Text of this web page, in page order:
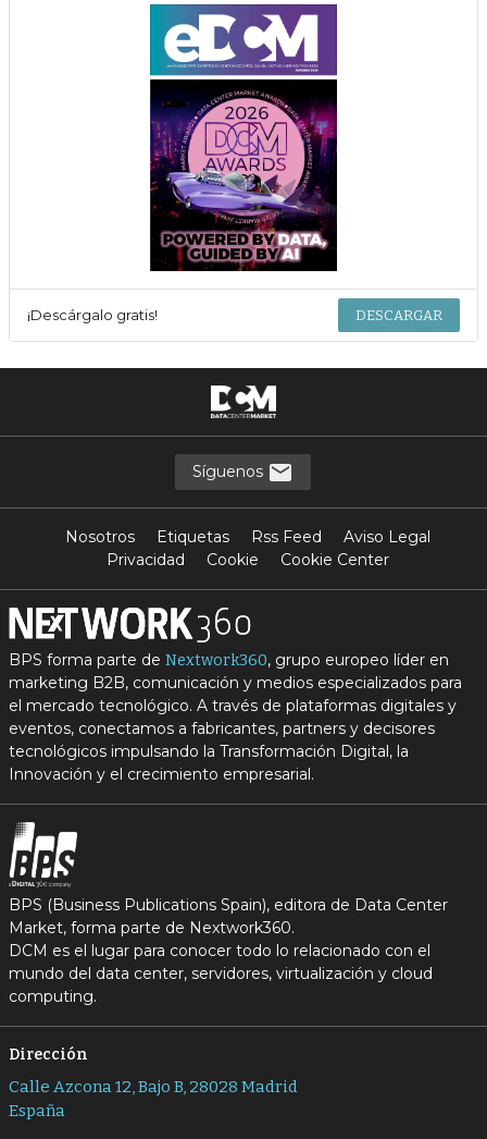
¡Descárgalo gratis! DESCARGAR
Síguenos
Nosotros Etiquetas Rss Feed
Aviso Legal
Privacidad
Cookie Cookie Center
BPS forma parte de Nextwork360, grupo europeo líder en
marketing B2B, comunicación y medios especializados para
el mercado tecnológico. A través de plataformas digitales y
eventos, conectamos a fabricantes, partners y decisores
tecnológicos impulsando la Transformación Digital, la
Innovación y el crecimiento empresarial.
BPS (Business Publications Spain), editora de Data Center
Market, forma parte de Nextwork360.
DCM es el lugar para conocer todo lo relacionado con el
mundo del data center, servidores, virtualización y cloud
computing.
Dirección
Calle Azcona 12, Bajo B, 28028 Madrid
España